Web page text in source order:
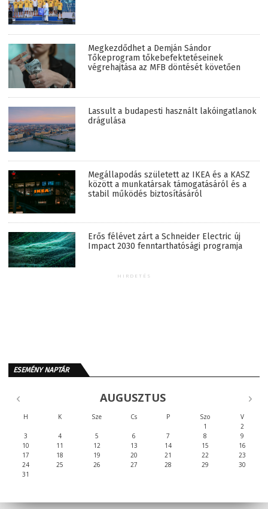
Megkezdődhet a Demján Sándor
Tőkeprogram tőkebefektetéseinek
végrehajtása az MFB döntését követően
Lassult a budapesti használt lakóingatlanok
drágulása
Megállapodás született az IKEA és a KASZ
között a munkatársak támogatásáról és a
stabil működés biztosításáról
Erős félévet zárt a Schneider Electric új
Impact 2030 fenntarthatósági programja
HIRDETÉS
ESEMÉNY NAPTÁR
AUGUSZTUS
H K Sze Cs P Szo
V
1
2
3
4 5 6 7 8
9
10
11 12 13 14 15
16
17
18 19 20 21 22
23
24
25 26 27 28 29
30
31